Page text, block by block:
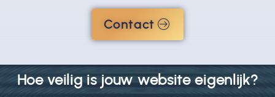
Contact
Hoe veilig is jouw website eigenlijk?